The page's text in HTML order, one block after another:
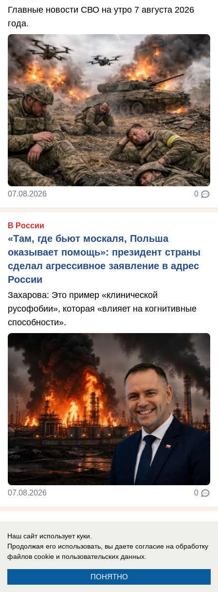
Главные новости СВО на утро 7 августа 2026
года.
07.08.2026 0
В России
«Там, где бьют москаля, Польша
оказывает помощь»: президент страны
сделал агрессивное заявление в адрес
России
Захарова: Это пример «клинической
русофобии», которая «влияет на когнитивные
способности».
07.08.2026 0
Новости СМИ2
Наш сайт использует куки.
Продолжая его использовать, вы даете согласие на обработку
файлов cookie и пользовательских данных.
ПОНЯТНО